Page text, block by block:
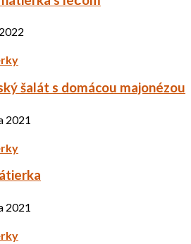
šalát s domácou majonézou
2021
2021